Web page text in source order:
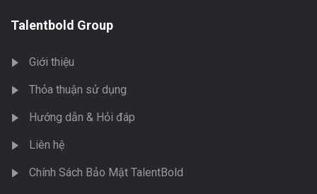
Talentbold Group
Giới thiệu
Thỏa thuận sử dụng
Hướng dẫn & Hỏi đáp
Liên hệ
Chính Sách Bảo Mật TalentBold